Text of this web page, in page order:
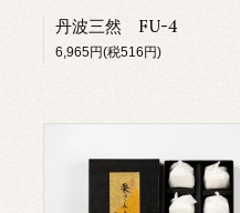
丹波三然 FU-4
6,965円(税516円)